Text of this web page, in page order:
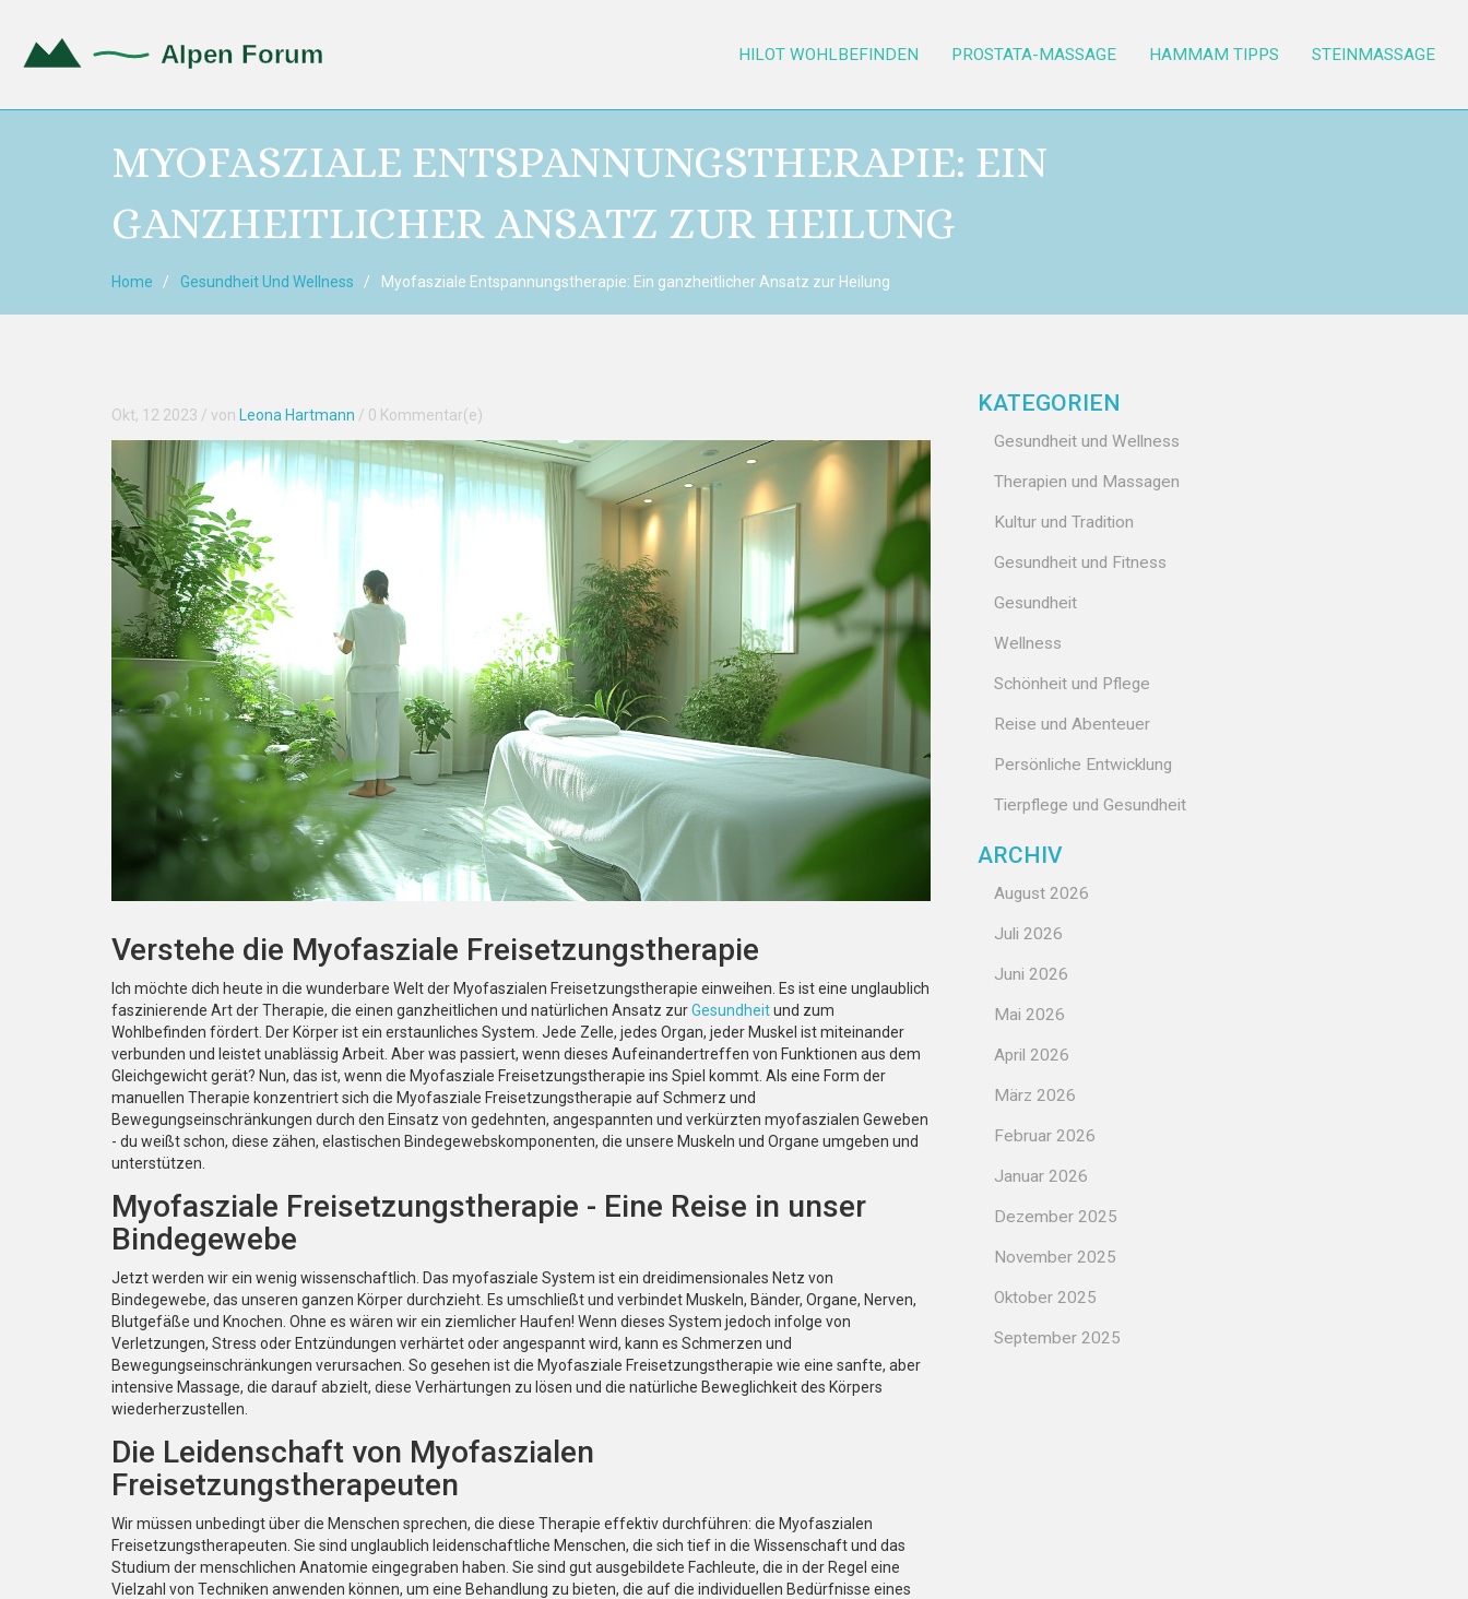
HILOT WOHLBEFINDEN PROSTATA-MASSAGE HAMMAM TIPPS STEINMASSAGE
MYOFASZIALE ENTSPANNUNGSTHERAPIE: EIN
GANZHEITLICHER ANSATZ ZUR HEILUNG
Home Gesundheit Und Wellness Myofasziale Entspannungstherapie: Ein ganzheitlicher Ansatz zur Heilung
Okt, 12 2023 / von Leona Hartmann / 0 Kommentar(e)
Verstehe die Myofasziale Freisetzungstherapie
Ich möchte dich heute in die wunderbare Welt der Myofaszialen Freisetzungstherapie einweihen. Es ist eine unglaublich
faszinierende Art der Therapie, die einen ganzheitlichen und natürlichen Ansatz zurGesundheitund zum
Wohlbefinden fördert. Der Körper ist ein erstaunliches System. Jede Zelle, jedes Organ, jeder Muskel ist miteinander
verbunden und leistet unablässig Arbeit. Aber was passiert, wenn dieses Aufeinandertreffen von Funktionen aus dem
Gleichgewicht gerät? Nun, das ist, wenn die Myofasziale Freisetzungstherapie ins Spiel kommt. Als eine Form der
manuellen Therapie konzentriert sich die Myofasziale Freisetzungstherapie auf Schmerz und
Bewegungseinschränkungen durch den Einsatz von gedehnten, angespannten und verkürzten myofaszialen Geweben
- du weißt schon, diese zähen, elastischen Bindegewebskomponenten, die unsere Muskeln und Organe umgeben und
unterstützen.
Myofasziale Freisetzungstherapie - Eine Reise in unser
Bindegewebe
Jetzt werden wir ein wenig wissenschaftlich. Das myofasziale System ist ein dreidimensionales Netz von
Bindegewebe, das unseren ganzen Körper durchzieht. Es umschließt und verbindet Muskeln, Bänder, Organe, Nerven,
Blutgefäße und Knochen. Ohne es wären wir ein ziemlicher Haufen! Wenn dieses System jedoch infolge von
Verletzungen, Stress oder Entzündungen verhärtet oder angespannt wird, kann es Schmerzen und
Bewegungseinschränkungen verursachen. So gesehen ist die Myofasziale Freisetzungstherapie wie eine sanfte, aber
intensive Massage, die darauf abzielt, diese Verhärtungen zu lösen und die natürliche Beweglichkeit des Körpers
wiederherzustellen.
Die Leidenschaft von Myofaszialen
Freisetzungstherapeuten
Wir müssen unbedingt über die Menschen sprechen, die diese Therapie effektiv durchführen: die Myofaszialen
Freisetzungstherapeuten. Sie sind unglaublich leidenschaftliche Menschen, die sich tief in die Wissenschaft und das
Studium der menschlichen Anatomie eingegraben haben. Sie sind gut ausgebildete Fachleute, die in der Regel eine
Vielzahl von Techniken anwenden können, um eine Behandlung zu bieten, die auf die individuellen Bedürfnisse eines
KATEGORIEN
Gesundheit und Wellness
Therapien und Massagen
Kultur und Tradition
Gesundheit und Fitness
Gesundheit
Wellness
Schönheit und Pflege
Reise und Abenteuer
Persönliche Entwicklung
Tierpflege und Gesundheit
ARCHIV
August 2026
Juli 2026
Juni 2026
Mai 2026
April 2026
März 2026
Februar 2026
Januar 2026
Dezember 2025
November 2025
Oktober 2025
September 2025